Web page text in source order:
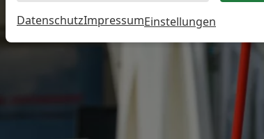
DatenschutzImpressumEinstellungen